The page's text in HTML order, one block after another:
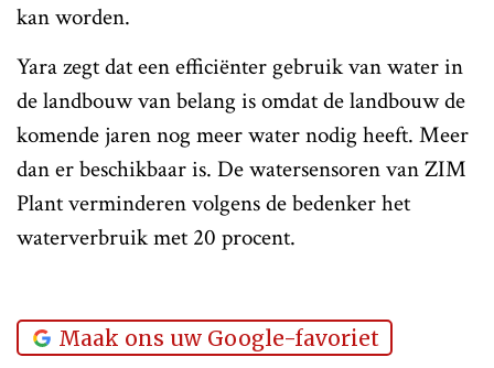
kan worden.
Yara zegt dat een efficiënter gebruik van water in
de landbouw van belang is omdat de landbouw de
komende jaren nog meer water nodig heeft. Meer
dan er beschikbaar is. De watersensoren van ZIM
Plant verminderen volgens de bedenker het
waterverbruik met 20 procent.
Maak ons uw Google-favoriet